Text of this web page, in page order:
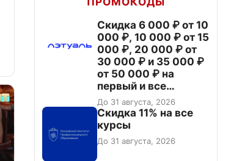
Скидка 6 000 ₽ от 10
000 ₽, 10 000 ₽ от 15
000 ₽, 20 000 ₽ от
30 000 ₽ и 35 000 ₽
от 50 000 ₽ на
первый и все
повторные заказы по
промокоду НАБЕРИ
До 31 августа, 2026
Скидка 11% на все
курсы
До 31 августа, 2026